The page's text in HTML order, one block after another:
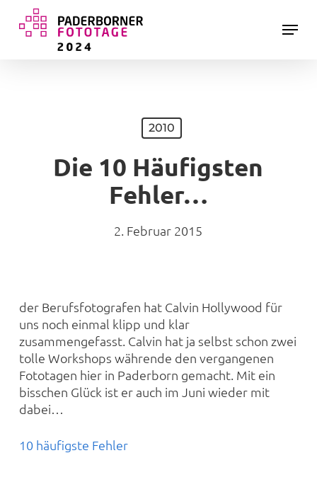
main
Menu
2010
Die 10 Häufigsten
Fehler…
2. Februar 2015
der Berufsfotografen hat Calvin Hollywood für
uns noch einmal klipp und klar
zusammengefasst. Calvin hat ja selbst schon zwei
tolle Workshops währende den vergangenen
Fototagen hier in Paderborn gemacht. Mit ein
bisschen Glück ist er auch im Juni wieder mit
dabei…
10 häufigste Fehler